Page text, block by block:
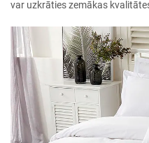
var uzkrāties zemākas